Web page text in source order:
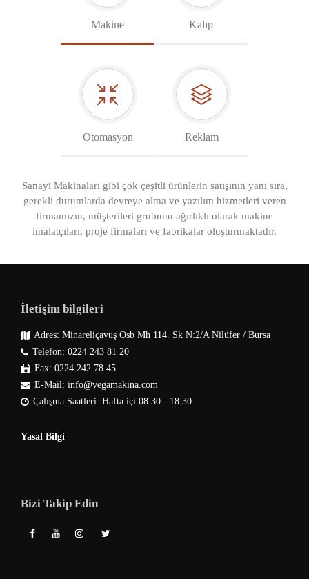
Makine Kalıp
Otomasyon Reklam
Sanayi Makinaları gibi çok çeşitli ürünlerin satışının yanı sıra,
gerekli durumlarda devreye alma ve yazılım hizmetleri veren
firmamızın, müşterileri grubunu ağırlıklı olarak makine
imalatçıları, proje firmaları ve fabrikalar oluşturmaktadır.
İletişim bilgileri
Adres: Minareliçavuş Osb Mh 114. Sk N:2/A Nilüfer / Bursa
Telefon: 0224 243 81 20
Fax: 0224 242 78 45
E-Mail: info@vegamakina.com
Çalışma Saatleri: Hafta içi 08:30 - 18:30
Yasal Bilgi
Bizi Takip Edin